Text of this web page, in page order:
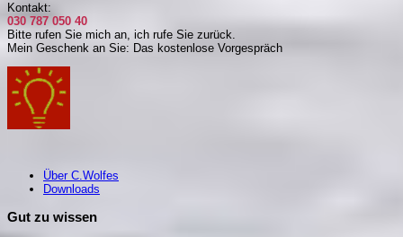
Kontakt:
030 787 050 40
Bitte rufen Sie mich an, ich rufe Sie zurück.
Mein Geschenk an Sie: Das kostenlose Vorgespräch
Über C.Wolfes
Downloads
Gut zu wissen